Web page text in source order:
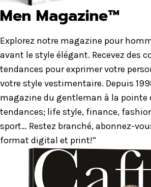
Men Magazine™
Explorez notre magazine pour
avant le style élégant. Recevez des
tendances pour exprimer votre
votre style vestimentaire. Depuis
magazine du gentleman à la pointe
tendances; life style, finance,
sport… Restez branché, abonnez-
format digital et print!”